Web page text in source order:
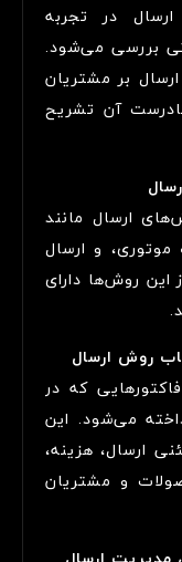
در تجربه
بررسی می‌شود.
بر مشتریان
آن تشریح
ارسال مانند
و ارسال
روش‌ها دارای
روش ارسال
که در
می‌شود. این
ارسال، هزینه،
و مشتریان